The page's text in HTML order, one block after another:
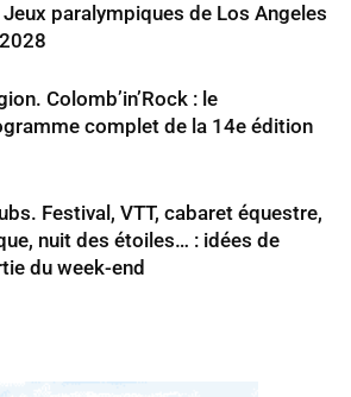
Jeux paralympiques de Los Angeles
Colomb’in’Rock : le
complet de la 14e édition
Festival, VTT, cabaret équestre,
nuit des étoiles… : idées de
du week-end